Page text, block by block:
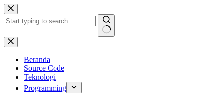
Skip
to
content
No
results
Beranda
Source Code
Teknologi
Programming